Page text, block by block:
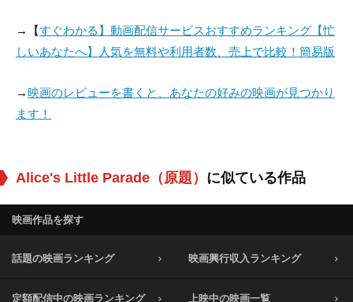
→【すぐわかる】動画配信サービスおすすめランキング【忙
しいあなたへ】人気を無料や利用者数、売上で比較！簡易版
→映画のレビューを書くと、あなたの好みの映画が見つかり
ます！
Alice's Little Parade（原題） に似ている作品
映画作品を探す
話題の映画ランキング 映画興行収入ランキング
定額配信中の映画ランキング 上映中の映画一覧